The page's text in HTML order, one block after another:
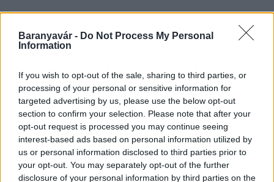
Baranyavár - Do Not Process My Personal
Information
If you wish to opt-out of the sale, sharing to third parties, or
processing of your personal or sensitive information for
targeted advertising by us, please use the below opt-out
section to confirm your selection. Please note that after your
opt-out request is processed you may continue seeing
interest-based ads based on personal information utilized by
us or personal information disclosed to third parties prior to
your opt-out. You may separately opt-out of the further
disclosure of your personal information by third parties on the
Országos hírek
Országos hírek
Itt az ÉVOSZ megoldása a hőhullámok és
az energiakrízis kezelésére